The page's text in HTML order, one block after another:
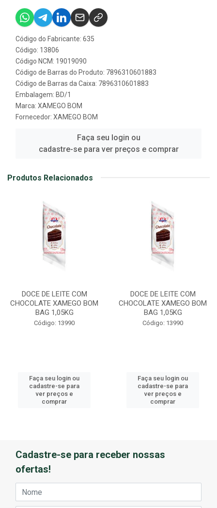
Código do Fabricante: 635
Código: 13806
Código NCM: 19019090
Código de Barras do Produto: 7896310601883
Código de Barras da Caixa: 7896310601883
Embalagem: BD/1
Marca: XAMEGO BOM
Fornecedor: XAMEGO BOM
Faça seu login ou
cadastre-se para ver preços e comprar
Produtos Relacionados
DOCE DE LEITE COM
CHOCOLATE XAMEGO BOM
BAG 1,05KG
Código: 13990
Faça seu login ou
cadastre-se para
ver preços e
comprar
DOCE DE LEITE COM
CHOCOLATE XAMEGO BOM
BAG 1,05KG
Código: 13990
Faça seu login ou
cadastre-se para
ver preços e
comprar
Cadastre-se para receber nossas
ofertas!